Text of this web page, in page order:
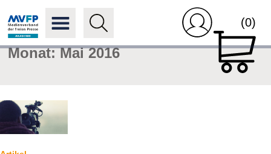
(0)
Monat:Mai 2016